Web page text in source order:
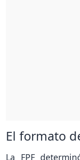
El formato
La FPF